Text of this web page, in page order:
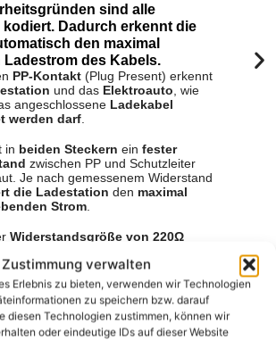
Zustimmung verwalten
Erlebnis zu bieten, verwenden wir Technologien
zu speichern bzw. darauf
diesen Technologien zustimmen, können wir
oder eindeutige IDs auf dieser Website
sind alle
kodiert. Dadurch erkennt die
den maximal
Ladestrom des Kabels.
PP-Kontakt (Plug Present) erkennt
und das Elektroauto , wie
angeschlossene Ladekabel
werden darf
in beiden Steckern einfester
zwischen PP und Schutzleiter
Je nach gemessenem Widerstand
die Ladestation den maximal
Strom
Widerstandsgröße von 220Ω
werden, während bei einer
von 680Ωbis zu20A pro
zulässig sind. Das Fahrzeug
nicht mehr Strom entnehmen, als
technisch zulässt.